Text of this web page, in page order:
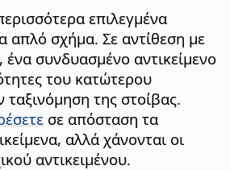
επιλεγμένα
απλό σχήμα. Σε αντίθεση με
, ένα συνδυασμένο αντικείμενο
του κατώτερου
ταξινόμηση της στοίβας.
σε απόσταση τα
αλλά χάνονται οι
αντικειμένου.